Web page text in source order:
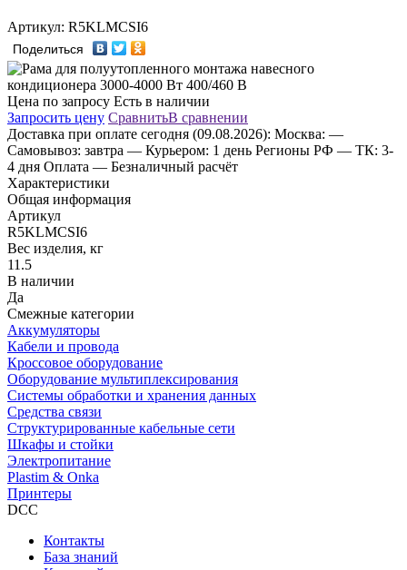
Артикул: R5KLMCSI6
Поделиться
Цена по запросу Есть в наличии
Запросить цену СравнитьВ сравнении
Доставка при оплате сегодня (09.08.2026): Москва: —
Самовывоз: завтра — Курьером: 1 день Регионы РФ — ТК: 3-
4 дня Оплата — Безналичный расчёт
Характеристики
Общая информация
Артикул
R5KLMCSI6
Вес изделия, кг
11.5
В наличии
Да
Смежные категории
Аккумуляторы
Кабели и провода
Кроссовое оборудование
Оборудование мультиплексирования
Системы обработки и хранения данных
Средства связи
Структурированные кабельные сети
Шкафы и стойки
Электропитание
Plastim & Onka
Принтеры
DCC
Контакты
База знаний